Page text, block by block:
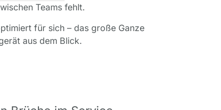
Teams fehlt.
für sich – das große Ganze
aus dem Blick.